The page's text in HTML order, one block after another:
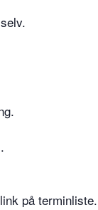
på terminliste.